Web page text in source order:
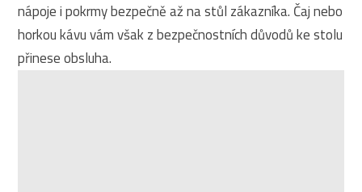
nápoje i pokrmy bezpečně až na stůl zákazníka. Čaj nebo
horkou kávu vám však z bezpečnostních důvodů ke stolu
přinese obsluha.